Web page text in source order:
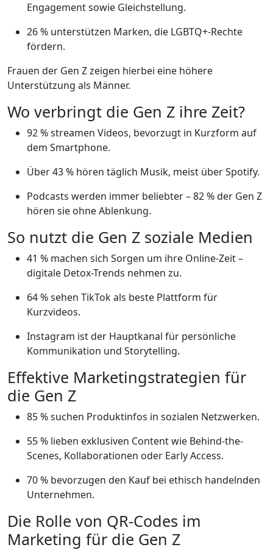
Engagement sowie Gleichstellung.
26 % unterstützen Marken, die LGBTQ+-Rechte
fördern.
Frauen der Gen Z zeigen hierbei eine höhere
Unterstützung als Männer.
Wo verbringt die Gen Z ihre Zeit?
92 % streamen Videos, bevorzugt in Kurzform auf
dem Smartphone.
Über 43 % hören täglich Musik, meist über Spotify.
Podcasts werden immer beliebter – 82 % der Gen Z
hören sie ohne Ablenkung.
So nutzt die Gen Z soziale Medien
41 % machen sich Sorgen um ihre Online-Zeit –
digitale Detox-Trends nehmen zu.
64 % sehen TikTok als beste Plattform für
Kurzvideos.
Instagram ist der Hauptkanal für persönliche
Kommunikation und Storytelling.
Effektive Marketingstrategien für
die Gen Z
85 % suchen Produktinfos in sozialen Netzwerken.
55 % lieben exklusiven Content wie Behind-the-
Scenes, Kollaborationen oder Early Access.
70 % bevorzugen den Kauf bei ethisch handelnden
Unternehmen.
Die Rolle von QR-Codes im
Marketing für die Gen Z